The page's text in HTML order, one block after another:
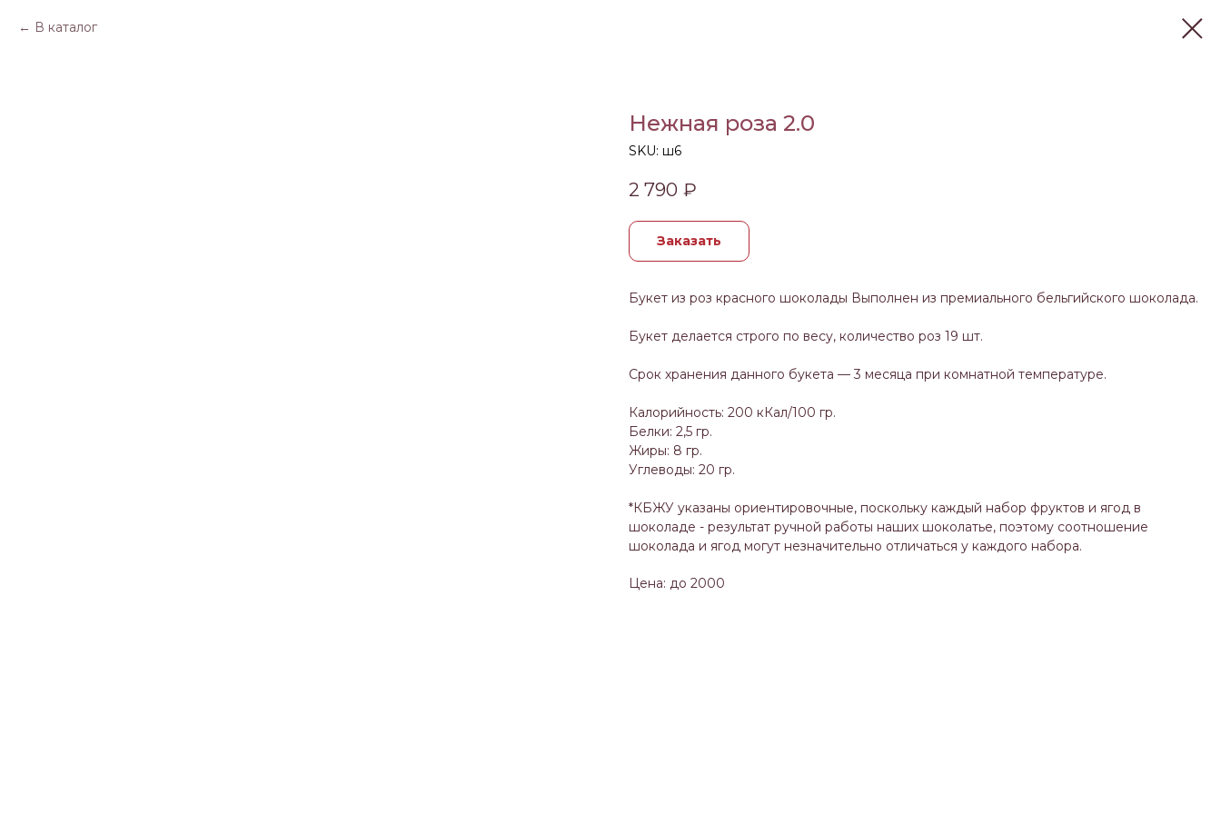
В каталог
Нежная роза 2.0
SKU: ш6
2 790 ₽
Заказать
Букет из роз красного шоколады Выполнен из премиального бельгийского шоколада.
Букет делается строго по весу, количество роз 19 шт.
Срок хранения данного букета — 3 месяца при комнатной температуре.
Калорийность: 200 кКал/100 гр.
Белки: 2,5 гр.
Жиры: 8 гр.
Углеводы: 20 гр.
*КБЖУ указаны ориентировочные, поскольку каждый набор фруктов и ягод в
шоколаде - результат ручной работы наших шоколатье, поэтому соотношение
шоколада и ягод могут незначительно отличаться у каждого набора.
Цена: до 2000